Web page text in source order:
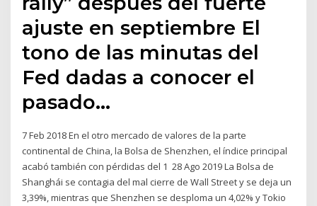
ajuste en septiembre El
tono de las minutas del
Fed dadas a conocer el
pasado…
7 Feb 2018 En el otro mercado de valores de la parte
continental de China, la Bolsa de Shenzhen, el índice principal
acabó también con pérdidas del 1 28 Ago 2019 La Bolsa de
Shanghái se contagia del mal cierre de Wall Street y se deja un
3,39%, mientras que Shenzhen se desploma un 4,02% y Tokio